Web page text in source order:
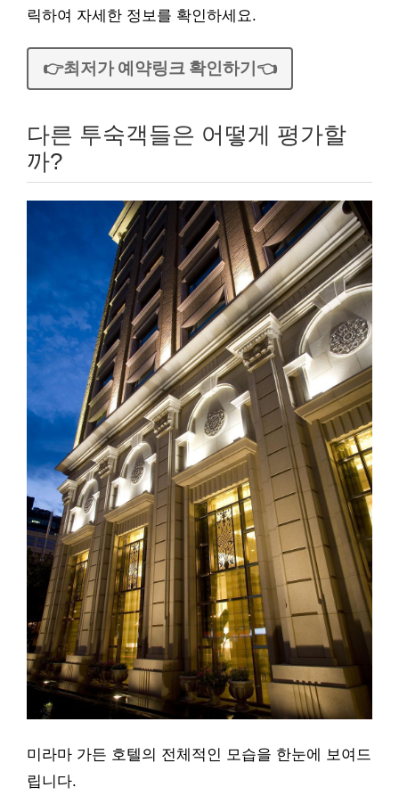
릭하여 자세한 정보를 확인하세요.
👉최저가 예약링크 확인하기👈
다른 투숙객들은 어떻게 평가할
까?
미라마 가든 호텔의 전체적인 모습을 한눈에 보여드
립니다.